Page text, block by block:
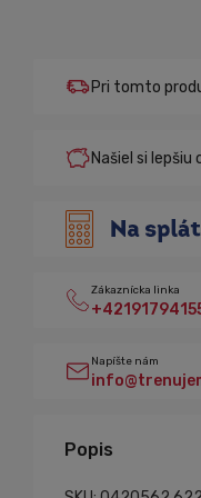
Pri tomto
Našiel si lepšiu
Zákaznícka linka
Napíšte nám
Popis